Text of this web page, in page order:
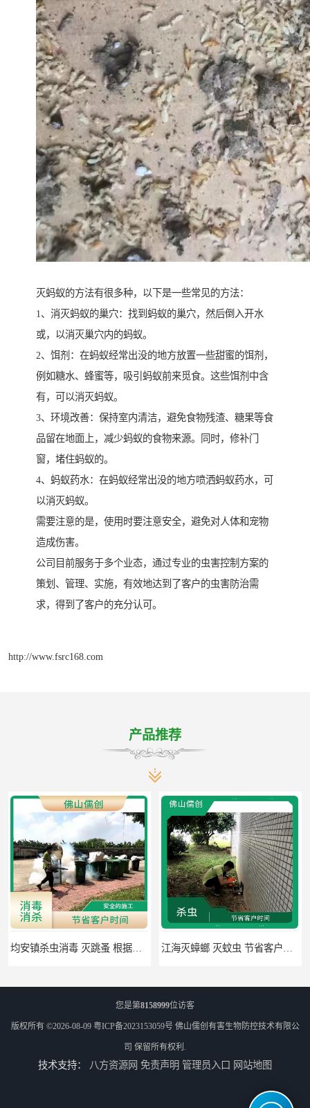
灭蚂蚁的方法有很多种，以下是一些常见的方法：
1、消灭蚂蚁的巢穴：找到蚂蚁的巢穴，然后倒入开水
或，以消灭巢穴内的蚂蚁。
2、饵剂：在蚂蚁经常出没的地方放置一些甜蜜的饵剂，
例如糖水、蜂蜜等，吸引蚂蚁前来觅食。这些饵剂中含
有，可以消灭蚂蚁。
3、环境改善：保持室内清洁，避免食物残渣、糖果等食
品留在地面上，减少蚂蚁的食物来源。同时，修补门
窗，堵住蚂蚁的。
4、蚂蚁药水：在蚂蚁经常出没的地方喷洒蚂蚁药水，可
以消灭蚂蚁。
需要注意的是，使用时要注意安全，避免对人体和宠物
造成伤害。
公司目前服务于多个业态，通过专业的虫害控制方案的
策划、管理、实施，有效地达到了客户的虫害防治需
求，得到了客户的充分认可。
http://www.fsrc168.com
产品推荐
您是第8158999位访客
版权所有 ©2026-08-09 粤ICP备2023153059号 佛山儒创有害生物防控技术有限公
司 保留所有权利.
技术支持： 八方资源网 免责声明 管理员入口 网站地图